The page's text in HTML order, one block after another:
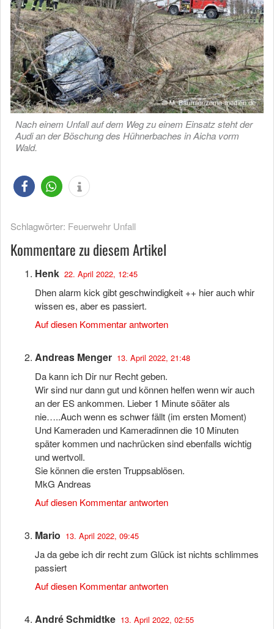
Nach einem Unfall auf dem Weg zu einem Einsatz steht der
Audi an der Böschung des Hühnerbaches in Aicha vorm
Wald.
Schlagwörter: Feuerwehr Unfall
Kommentare zu diesem Artikel
Henk 22. April 2022, 12:45
Dhen alarm kick gibt geschwindigkeit ++ hier auch whir
wissen es, aber es passiert.
Auf diesen Kommentar antworten
Andreas Menger 13. April 2022, 21:48
Da kann ich Dir nur Recht geben.
Wir sind nur dann gut und können helfen wenn wir auch
an der ES ankommen. Lieber 1 Minute söäter als
nie…..Auch wenn es schwer fällt (im ersten Moment)
Und Kameraden und Kameradinnen die 10 Minuten
später kommen und nachrücken sind ebenfalls wichtig
und wertvoll.
Sie können die ersten Truppsablösen.
MkG Andreas
Auf diesen Kommentar antworten
Mario 13. April 2022, 09:45
Ja da gebe ich dir recht zum Glück ist nichts schlimmes
passiert
Auf diesen Kommentar antworten
André Schmidtke 13. April 2022, 02:55